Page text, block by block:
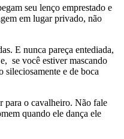
seu lenço emprestado e
em lugar privado, não
E nunca pareça entediada,
se você estiver mascando
sileciosamente e de boca
para o cavalheiro. Não fale
quando ele dança ele